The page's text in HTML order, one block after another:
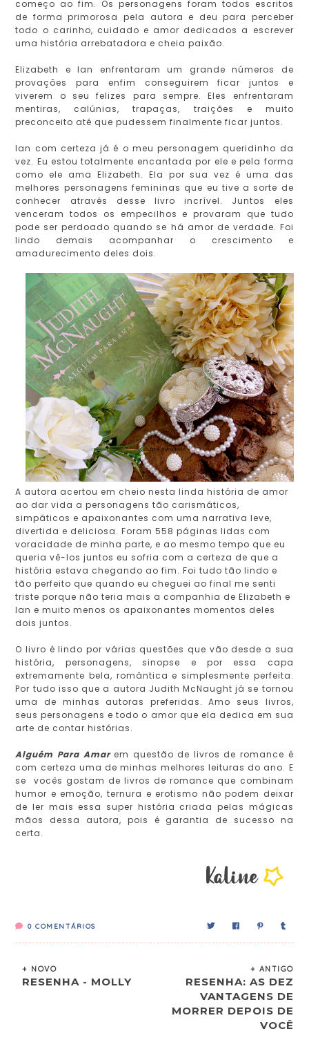
começo ao fim. Os personagens foram todos escritos
de forma primorosa pela autora e deu para perceber
todo o carinho, cuidado e amor dedicados a escrever
uma história arrebatadora e cheia paixão.
Elizabeth e Ian enfrentaram um grande números de
provações para enfim conseguirem ficar juntos e
viverem o seu felizes para sempre. Eles enfrentaram
mentiras, calúnias, trapaças, traições e muito
preconceito até que pudessem finalmente ficar juntos.
Ian com certeza já é o meu personagem queridinho da
vez. Eu estou totalmente encantada por ele e pela forma
como ele ama Elizabeth. Ela por sua vez é uma das
melhores personagens femininas que eu tive a sorte de
conhecer através desse livro incrível. Juntos eles
venceram todos os empecilhos e provaram que tudo
pode ser perdoado quando se há amor de verdade. Foi
lindo demais acompanhar o crescimento e
amadurecimento deles dois.
A autora acertou em cheio nesta linda história de amor
ao dar vida a personagens tão carismáticos,
simpáticos e apaixonantes com uma narrativa leve,
divertida e deliciosa. Foram 558 páginas lidas com
voracidade de minha parte, e ao mesmo tempo que eu
queria vê-los juntos eu sofria com a certeza de que a
história estava chegando ao fim. Foi tudo tão lindo e
tão perfeito que quando eu cheguei ao final me senti
triste porque não teria mais a companhia de Elizabeth e
Ian e muito menos os apaixonantes momentos deles
dois juntos.
O livro é lindo por várias questões que vão desde a sua
história, personagens, sinopse e por essa capa
extremamente bela, romântica e simplesmente perfeita.
Por tudo isso que a autora Judith McNaught já se tornou
uma de minhas autoras preferidas. Amo seus livros,
seus personagens e todo o amor que ela dedica em sua
arte de contar histórias.
Alguém Para Amarem questão de livros de romance é
com certeza uma de minhas melhores leituras do ano. E
se vocês gostam de livros de romance que combinam
humor e emoção, ternura e erotismo não podem deixar
de ler mais essa super história criada pelas mágicas
mãos dessa autora, pois é garantia de sucesso na
certa.
0 COMENTÁRIOS
+ NOVO
RESENHA - MOLLY
+ ANTIGO
RESENHA: AS DEZ
VANTAGENS DE
MORRER DEPOIS DE
VOCÊ